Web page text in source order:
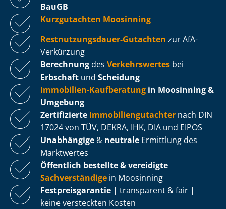
BauGB
Kurzgutachten Moosinning
Rest­nut­zungs­dau­er-Gutachten zur AfA-
Verkürzung
Berechnung des Verkehrswertes bei
Erbschaft und Scheidung
Immobilien-Kaufberatung in Moosinning &
Umgebung
Zertifizierte Im­mo­bi­li­en­gut­ach­ter nach DIN
17024 von TÜV, DEKRA, IHK, DIA und EIPOS
Unabhängige & neutrale Ermittlung des
Marktwertes
Öffentlich bestellte & vereidigte
Sachverständige in Moosinning
Fest­preis­ga­ran­tie | transparent & fair |
keine versteckten Kosten